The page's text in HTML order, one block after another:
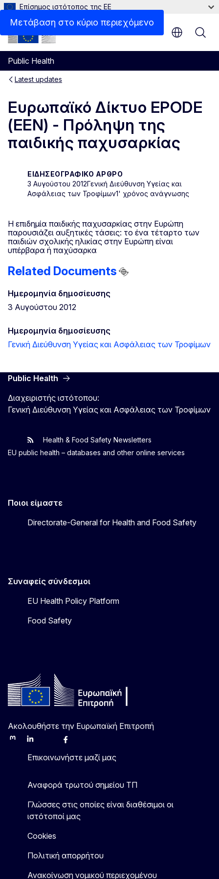
Μετάβαση στο κύριο περιεχόμενο
Επίσημος ιστότοπος της ΕΕ
Public Health
Latest updates
Ευρωπαϊκό Δίκτυο EPODE
(EEN) - Πρόληψη της
παιδικής παχυσαρκίας
ΕΙΔΗΣΕΟΓΡΑΦΙΚΌ ΆΡΘΡΟ
3 Αυγούστου 2012Γενική Διεύθυνση Υγείας και
Ασφάλειας των Τροφίμων1' χρόνος ανάγνωσης
Η επιδημία παιδικής παχυσαρκίας στην Ευρώπη
παρουσιάζει αυξητικές τάσεις: το ένα τέταρτο των
παιδιών σχολικής ηλικίας στην Ευρώπη είναι
υπέρβαρα ή παχύσαρκα
Related Documents
Ημερομηνία δημοσίευσης
3 Αυγούστου 2012
Ημερομηνία δημοσίευσης
Γενική Διεύθυνση Υγείας και Ασφάλειας των Τροφίμων
Public Health
Διαχειριστής ιστότοπου:
Γενική Διεύθυνση Υγείας και Ασφάλειας των Τροφίμων
EU One Health
Latest updates
Health & Food Safety Newsletters
EU public health – databases and other online services
Ποιοι είμαστε
Directorate-General for Health and Food Safety
Συναφείς σύνδεσμοι
EU Health Policy Platform
Food Safety
Ακολουθήστε την Ευρωπαϊκή Επιτροπή
MastodonLinkedInBlueskyFacebook
Επικοινωνήστε μαζί μας
Αναφορά τρωτού σημείου ΤΠ
Γλώσσες στις οποίες είναι διαθέσιμοι οι
ιστότοποί μας
Cookies
Πολιτική απορρήτου
Ανακοίνωση νομικού περιεχομένου